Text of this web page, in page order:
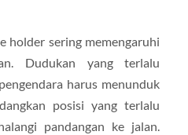
holder sering memengaruhi
Dudukan yang terlalu
harus menunduk
posisi yang terlalu
pandangan ke jalan.